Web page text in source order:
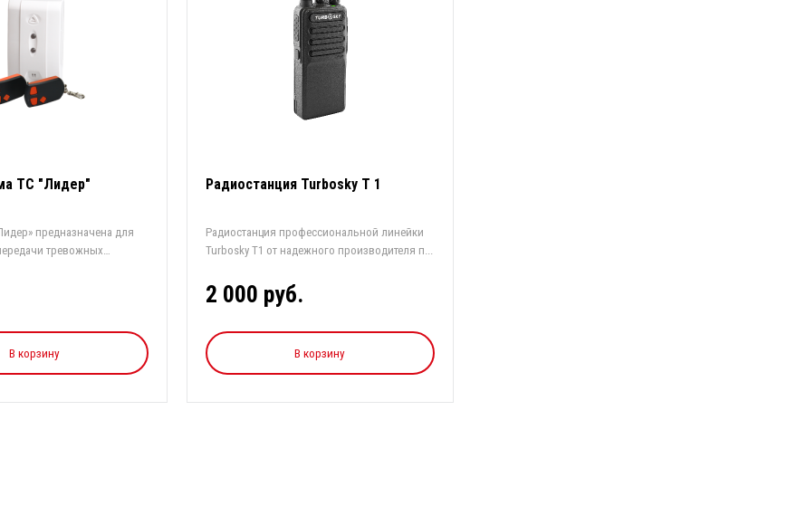
ТС "Лидер"
предназначена для
тревожных
В корзину
Радиостанция Turbosky T 1
Радиостанция профессиональной линейки
Turbosky T1 от надежного производителя п...
2 000 руб.
В корзину